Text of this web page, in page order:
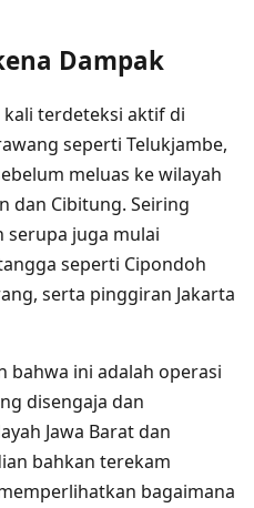
Dampak
terdeteksi aktif di
seperti Telukjambe,
meluas ke wilayah
dan Cibitung. Seiring
serupa juga mulai
seperti Cipondoh
serta pinggiran Jakarta
bahwa ini adalah operasi
disengaja dan
Jawa Barat dan
bahkan terekam
bagaimana